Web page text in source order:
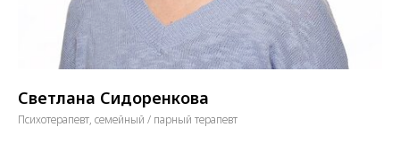
Светлана Сидоренкова
Психотерапевт, семейный / парный терапевт